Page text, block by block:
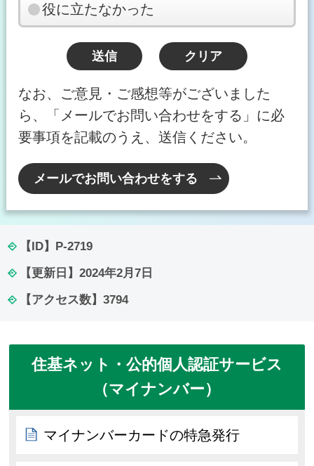
役に立たなかった
なお、ご意見・ご感想等がございました
ら、「メールでお問い合わせをする」に必
要事項を記載のうえ、送信ください。
メールでお問い合わせをする
【ID】 P-2719
【更新日】 2024年2月7日
【アクセス数】 3794
住基ネット・公的個人認証サービス
（マイナンバー）
マイナンバーカードの特急発行